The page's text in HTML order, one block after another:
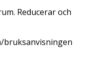
Reducerar och
bruksanvisningen